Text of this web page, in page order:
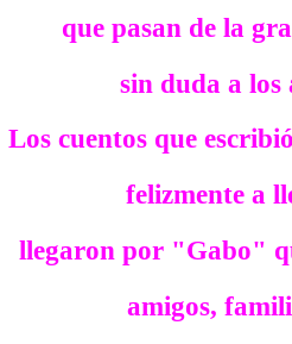
que pasan de la
sin duda a los
Los cuentos que
felizmente a
llegaron por "Gabo"
amigos,